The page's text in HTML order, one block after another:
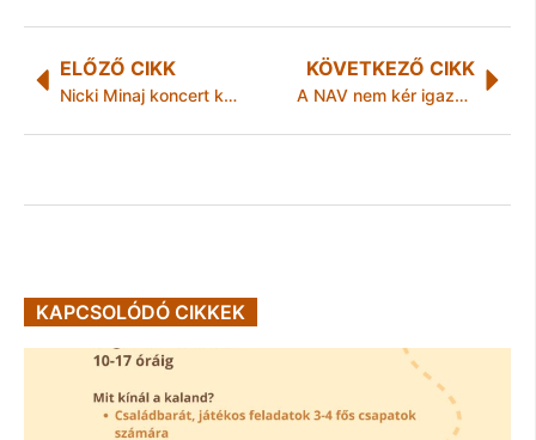
ELŐZŐ CIKK
Nicki Minaj koncert kezdése csúszik
KÖVETKEZŐ CIKK
A NAV nem kér igazolást a tervezethez
KAPCSOLÓDÓ CIKKEK